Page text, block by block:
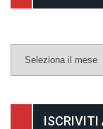
ISCRIVITI